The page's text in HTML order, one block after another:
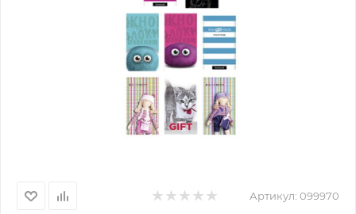
Артикул: 099970